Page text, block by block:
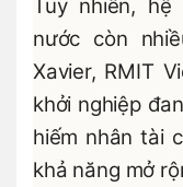
Tuy nhiên,
nước còn
Xavier, RMIT
khởi nghiệp
hiếm nhân tài
khả năng mở